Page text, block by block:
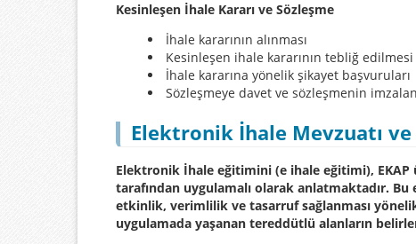
Kesinleşen İhale Kararı ve Sözleşme
İhale kararının alınması
Kesinleşen ihale kararının tebliğ edilmesi
İhale kararına yönelik şikayet başvuruları
Sözleşmeye davet ve sözleşmenin
Elektronik İhale Mevzuatı
Elektronik İhale eğitimini (e ihale eğitimi),
tarafından uygulamalı olarak anlatmaktadır.
etkinlik, verimlilik ve tasarruf sağlanması yönelik
uygulamada yaşanan tereddütlü alanların